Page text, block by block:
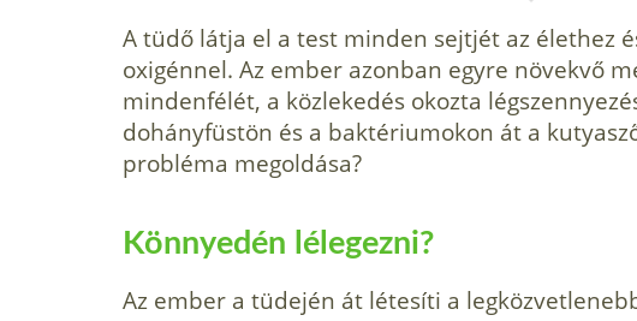
A tüdő látja el a test minden sejtjét az élethez
oxigénnel. Az ember azonban egyre növekvő
mindenfélét, a közlekedés okozta
dohányfüstön és a baktériumokon át a
probléma megoldása?
Könnyedén lélegezni?
Az ember a tüdején át létesíti a